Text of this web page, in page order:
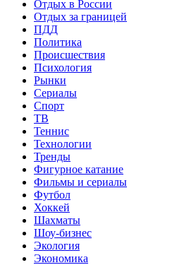
Отдых в России
Отдых за границей
ПДД
Политика
Происшествия
Психология
Рынки
Сериалы
Спорт
ТВ
Теннис
Технологии
Тренды
Фигурное катание
Фильмы и сериалы
Футбол
Хоккей
Шахматы
Шоу-бизнес
Экология
Экономика